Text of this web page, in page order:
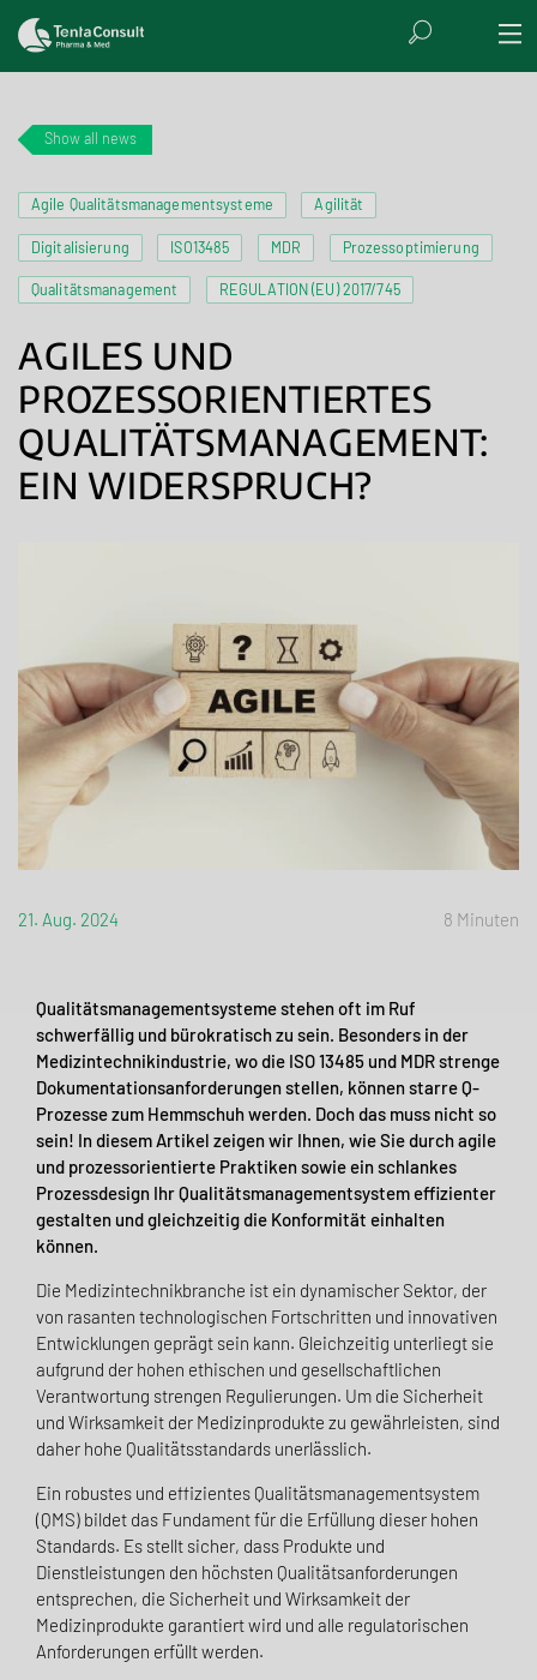
Show all news
Agile Qualitätsmanagementsysteme Agilität
Digitalisierung ISO13485 MDR Prozessoptimierung
Qualitätsmanagement REGULATION (EU) 2017/745
AGILES UND
PROZESSORIENTIERTES
QUALITÄTSMANAGEMENT:
EIN WIDERSPRUCH?
21. Aug. 2024 8 Minuten
Qualitätsmanagementsysteme stehen oft im Ruf
schwerfällig und bürokratisch zu sein. Besonders in der
Medizintechnikindustrie, wo die ISO 13485 und MDR strenge
Dokumentationsanforderungen stellen, können starre Q-
Prozesse zum Hemmschuh werden. Doch das muss nicht so
sein! In diesem Artikel zeigen wir Ihnen, wie Sie durch agile
und prozessorientierte Praktiken sowie ein schlankes
Prozessdesign Ihr Qualitätsmanagementsystem effizienter
gestalten und gleichzeitig die Konformität einhalten
können.
Die Medizintechnikbranche ist ein dynamischer Sektor, der
von rasanten technologischen Fortschritten und innovativen
Entwicklungen geprägt sein kann. Gleichzeitig unterliegt sie
aufgrund der hohen ethischen und gesellschaftlichen
Verantwortung strengen Regulierungen. Um die Sicherheit
und Wirksamkeit der Medizinprodukte zu gewährleisten, sind
daher hohe Qualitätsstandards unerlässlich.
Ein robustes und effizientes Qualitätsmanagementsystem
(QMS) bildet das Fundament für die Erfüllung dieser hohen
Standards. Es stellt sicher, dass Produkte und
Dienstleistungen den höchsten Qualitätsanforderungen
entsprechen, die Sicherheit und Wirksamkeit der
Medizinprodukte garantiert wird und alle regulatorischen
Anforderungen erfüllt werden.